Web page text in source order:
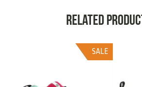
Related
SALE